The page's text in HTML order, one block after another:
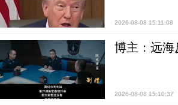
2026-08-08 15:11:08
博主：远海
2026-08-08 15:10:37